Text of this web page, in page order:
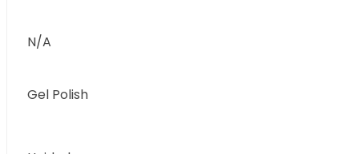
N/A
Gel Polish